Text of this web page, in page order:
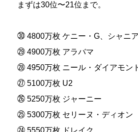
まずは30位〜21位まで。
㉚ 4800万枚 ケニー・G、シャニ
㉙ 4900万枚 アラバマ
㉘ 4950万枚 ニール・ダイアモン
㉗ 5100万枚 U2
㉖ 5250万枚 ジャーニー
㉕ 5300万枚 セリーヌ・ディオン